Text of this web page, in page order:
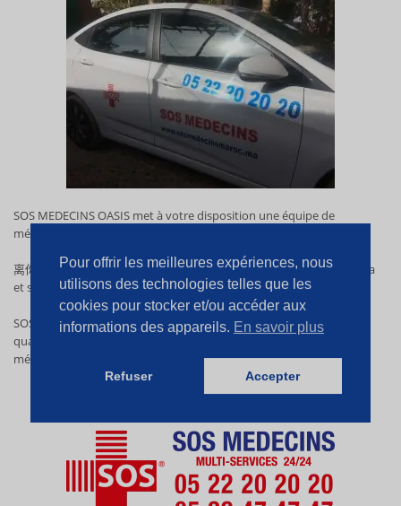
SOS MEDECINS OASIS met à votre disposition une équipe de
médecins de garde à Casablanca joignable 24h/24.
离你最近的医生interviendra en moins de 10 Minutes sur Casablanca
et ses environs.
SOS MEDECINSOASISvous donne accès à une équipe de médecins
qualifiés. En quelques minutes seulement vous pouvez obtenir un
médecin à domicile Casablanca.
SOS 夜间医生OASIS
Pour offrir les meilleures expériences, nous
utilisons des technologies telles que les
cookies pour stocker et/ou accéder aux
informations des appareils. En savoir plus
Refuser Accepter